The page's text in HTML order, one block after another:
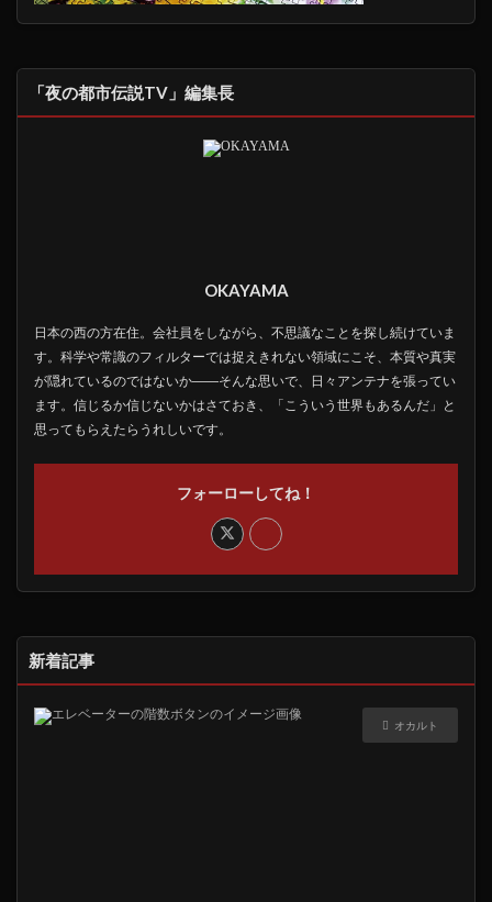
「夜の都市伝説TV」編集長
OKAYAMA
日本の西の方在住。会社員をしながら、不思議なことを探し続けていま
す。科学や常識のフィルターでは捉えきれない領域にこそ、本質や真実
が隠れているのではないか――そんな思いで、日々アンテナを張ってい
ます。信じるか信じないかはさておき、「こういう世界もあるんだ」と
思ってもらえたらうれしいです。
フォーローしてね！
新着記事
オカルト